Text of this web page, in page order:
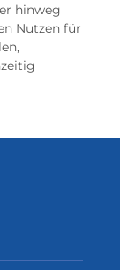
hinweg
Nutzen für